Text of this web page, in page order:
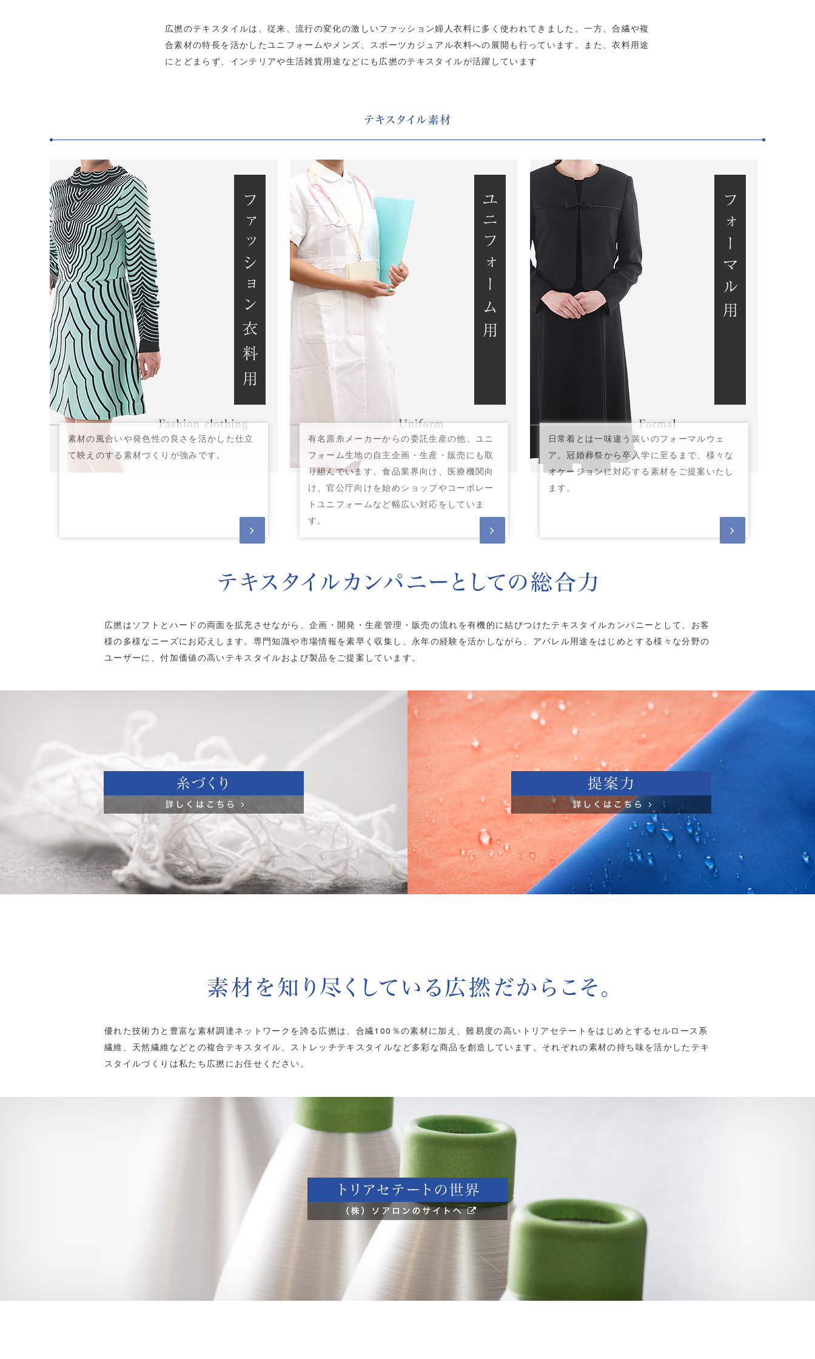
広撚のテキスタイルは、従来、流行の変化の激しいファッション婦人衣料に多く使われてきました。一方、合繊や複
合素材の特長を活かしたユニフォームやメンズ、スポーツカジュアル衣料への展開も行っています。また、衣料用途
にとどまらず、インテリアや生活雑貨用途などにも広撚のテキスタイルが活躍しています
素材の風合いや発色性の良さを活かした仕立
て映えのする素材づくりが強みです。
有名原糸メーカーからの委託生産の他、ユニ
フォーム生地の自主企画・生産・販売にも取
り組んでいます。食品業界向け、医療機関向
け、官公庁向けを始めショップやコーポレー
トユニフォームなど幅広い対応をしていま
す。
日常着とは一味違う装いのフォーマルウェ
ア。冠婚葬祭から卒入学に至るまで、様々な
オケージョンに対応する素材をご提案いたし
ます。
広撚はソフトとハードの両面を拡充させながら、企画・開発・生産管理・販売の流れを有機的に結びつけたテキスタイルカンパニーとして、お客
様の多様なニーズにお応えします。専門知識や市場情報を素早く収集し、永年の経験を活かしながら、アパレル用途をはじめとする様々な分野の
ユーザーに、付加価値の高いテキスタイルおよび製品をご提案しています。
優れた技術力と豊富な素材調達ネットワークを誇る広撚は、合繊100％の素材に加え、難易度の高いトリアセテートをはじめとするセルロース系
繊維、天然繊維などとの複合テキスタイル、ストレッチテキスタイルなど多彩な商品を創造しています。それぞれの素材の持ち味を活かしたテキ
スタイルづくりは私たち広撚にお任せください。